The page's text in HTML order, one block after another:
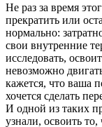
Не раз за время
прекратить или
нормально:
свои внутренние
исследовать,
невозможно
кажется, что ваша
хочется сделать
И одной из таких
узнали, освоить то,